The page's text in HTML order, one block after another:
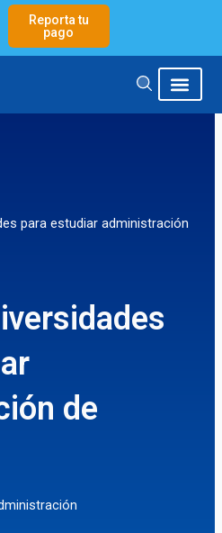
Reporta tu
pago
para estudiar administración
de